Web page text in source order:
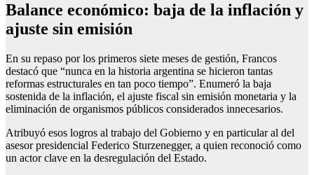
Balance económico: baja de la inflación y
ajuste sin emisión
En su repaso por los primeros siete meses de gestión, Francos
destacó que “nunca en la historia argentina se hicieron tantas
reformas estructurales en tan poco tiempo”. Enumeró la baja
sostenida de la inflación, el ajuste fiscal sin emisión monetaria y la
eliminación de organismos públicos considerados innecesarios.
Atribuyó esos logros al trabajo del Gobierno y en particular al del
asesor presidencial Federico Sturzenegger, a quien reconoció como
un actor clave en la desregulación del Estado.